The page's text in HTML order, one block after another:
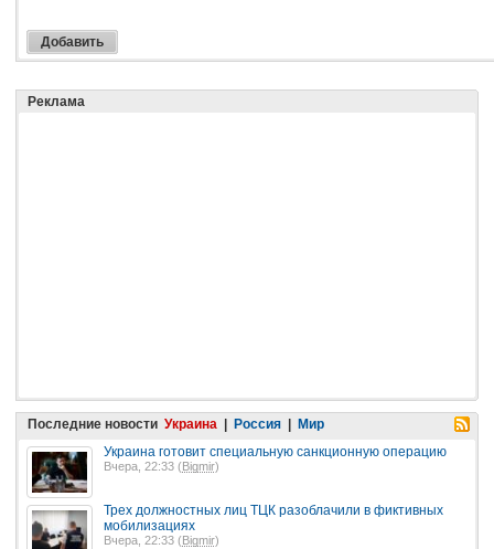
Реклама
Последние новости Украина | Россия | Мир
Украина готовит специальную санкционную операцию
Вчера, 22:33 (Bigmir)
Трех должностных лиц ТЦК разоблачили в фиктивных
мобилизациях
Вчера, 22:33 ( Bigmir)